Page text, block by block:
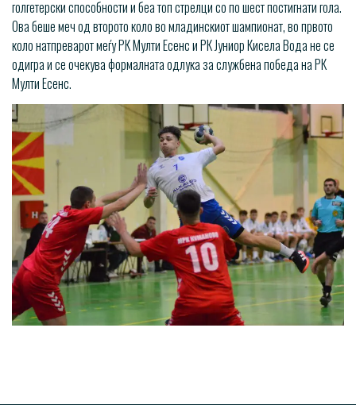
голгетерски способности и беа топ стрелци со по шест постигнати гола.
Ова беше меч од второто коло во младинскиот шампионат, во првото
коло натпреварот меѓу РК Мулти Есенс и РК Јуниор Кисела Вода не се
одигра и се очекува формалната одлука за службена победа на РК
Мулти Есенс.